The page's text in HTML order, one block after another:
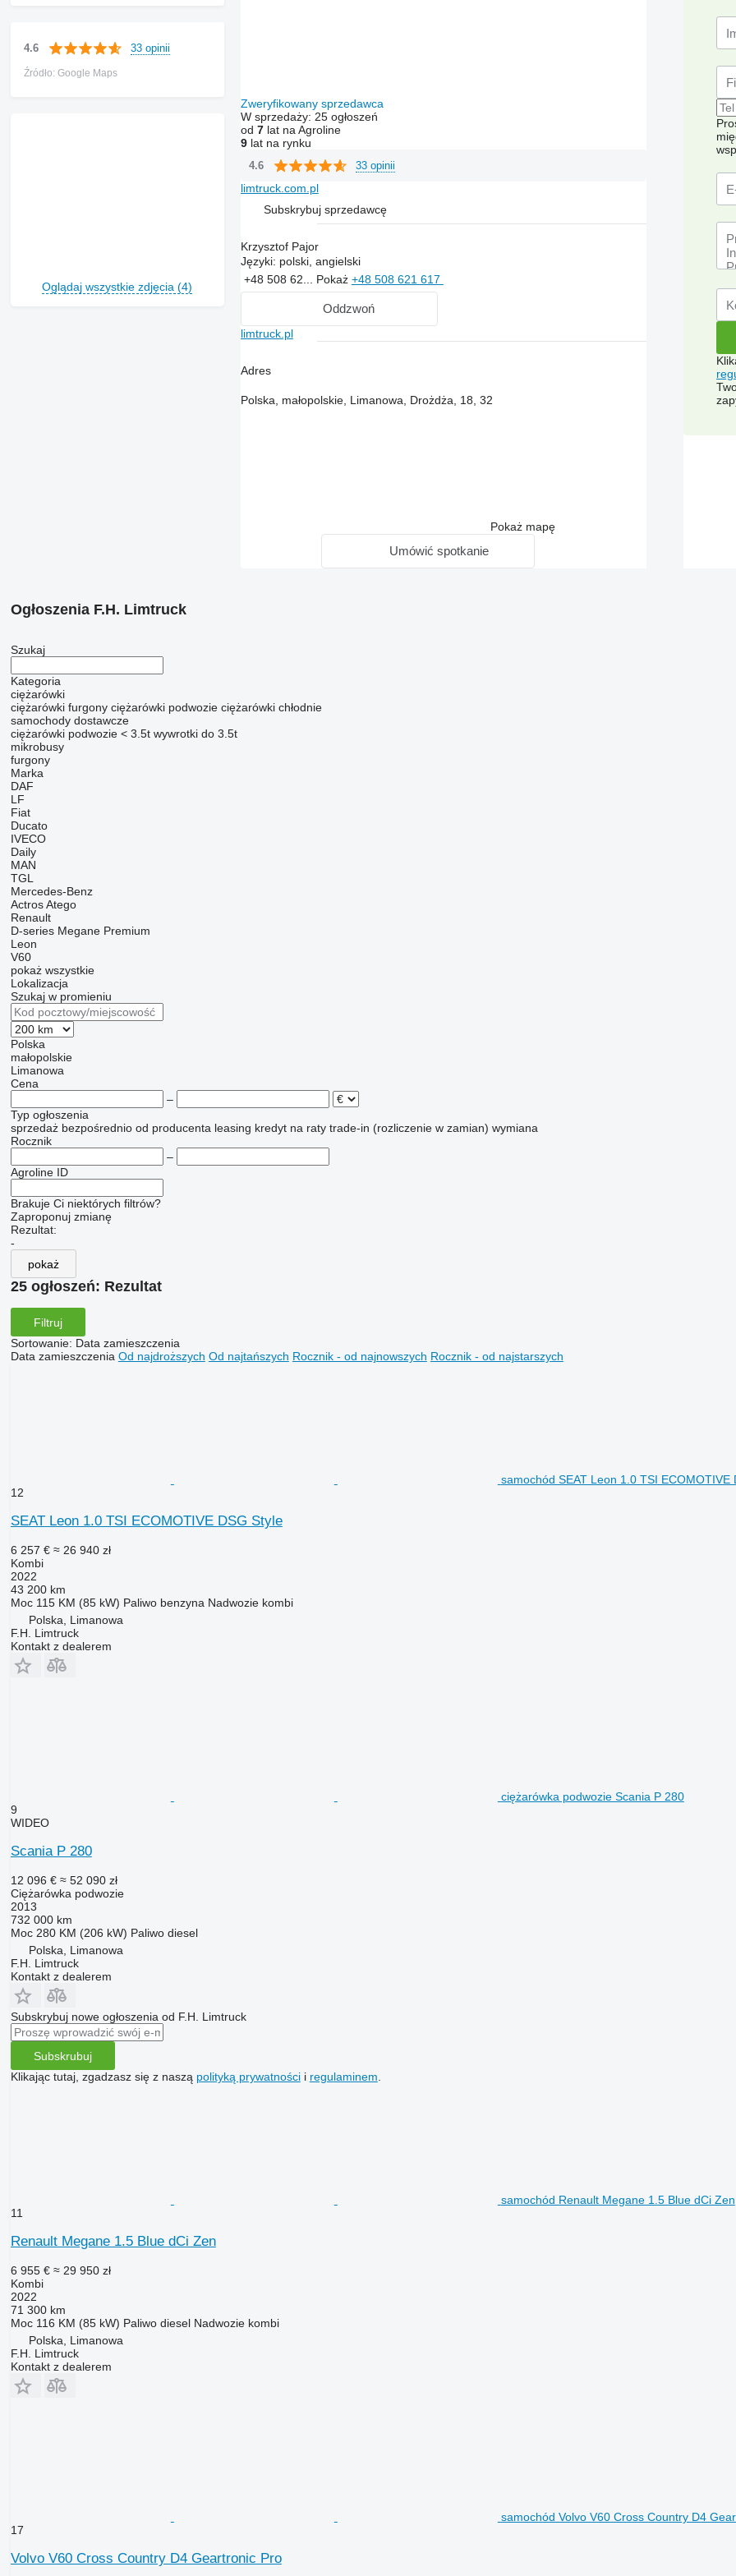
4.6 33 opinii
Źródło: Google Maps
Oglądaj wszystkie zdjęcia (4)
Zweryfikowany sprzedawca
W sprzedaży: 25 ogłoszeń
od 7lat na Agroline
9lat na rynku
4.6 33 opinii
limtruck.com.pl
Subskrybuj sprzedawcę
Krzysztof Pajor
Języki: polski, angielski
+48 508 62... Pokaż +48 508 621 617
Oddzwoń
limtruck.pl
Adres
Polska, małopolskie, Limanowa, Drożdża, 18, 32
Pokaż mapę
Umówić spotkanie
Ogłoszenia F.H. Limtruck
Szukaj
Kategoria
ciężarówki
ciężarówki furgony ciężarówki podwozie ciężarówki chłodnie
samochody dostawcze
ciężarówki podwozie < 3.5t wywrotki do 3.5t
mikrobusy
furgony
Marka
DAF
LF
Fiat
Ducato
IVECO
Daily
MAN
TGL
Mercedes-Benz
Actros Atego
Renault
D-series Megane Premium
Leon
V60
pokaż wszystkie
Lokalizacja
Szukaj w promieniu
Polska
małopolskie
Limanowa
Cena
–
Typ ogłoszenia
sprzedaż bezpośrednio od producenta leasing kredyt na raty trade-in (rozliczenie w zamian) wymiana
Rocznik
–
Agroline ID
Brakuje Ci niektórych filtrów?
Zaproponuj zmianę
Rezultat:
-
pokaż
25 ogłoszeń: Rezultat
Filtruj
Sortowanie: Data zamieszczenia
Data zamieszczenia Od najdroższych Od najtańszych Rocznik - od najnowszych Rocznik - od najstarszych
samochód SEAT Leon 1.0 TSI ECOMOTIVE
12
SEAT Leon 1.0 TSI ECOMOTIVE DSG Style
6 257 € ≈ 26 940 zł
Kombi
2022
43 200 km
Moc 115 KM (85 kW) Paliwo benzyna Nadwozie kombi
Polska, Limanowa
F.H. Limtruck
Kontakt z dealerem
ciężarówka podwozie Scania P 280
9
WIDEO
Scania P 280
12 096 € ≈ 52 090 zł
Ciężarówka podwozie
2013
732 000 km
Moc 280 KM (206 kW) Paliwo diesel
Polska, Limanowa
F.H. Limtruck
Kontakt z dealerem
Subskrybuj nowe ogłoszenia od F.H. Limtruck
Subskrubuj
Klikając tutaj, zgadzasz się z naszą polityką prywatnościi regulaminem
samochód Renault Megane 1.5 Blue dCi Zen
11
Renault Megane 1.5 Blue dCi Zen
6 955 € ≈ 29 950 zł
Kombi
2022
71 300 km
Moc 116 KM (85 kW) Paliwo diesel Nadwozie kombi
Polska, Limanowa
F.H. Limtruck
Kontakt z dealerem
samochód Volvo V60 Cross Country D4
17
Volvo V60 Cross Country D4 Geartronic Pro